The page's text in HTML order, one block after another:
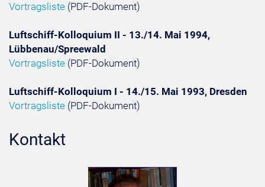
Vortragsliste (PDF-Dokument)
Luftschiff-Kolloquium II - 13./14. Mai 1994,
Lübbenau/Spreewald
Vortragsliste (PDF-Dokument)
Luftschiff-Kolloquium I - 14./15. Mai 1993, Dresden
Vortragsliste (PDF-Dokument)
Kontakt